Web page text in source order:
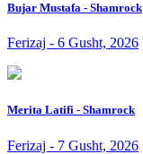
Bujar Mustafa - Shamrock
Ferizaj - 6 Gusht, 2026
Merita Latifi - Shamrock
Ferizaj - 7 Gusht, 2026